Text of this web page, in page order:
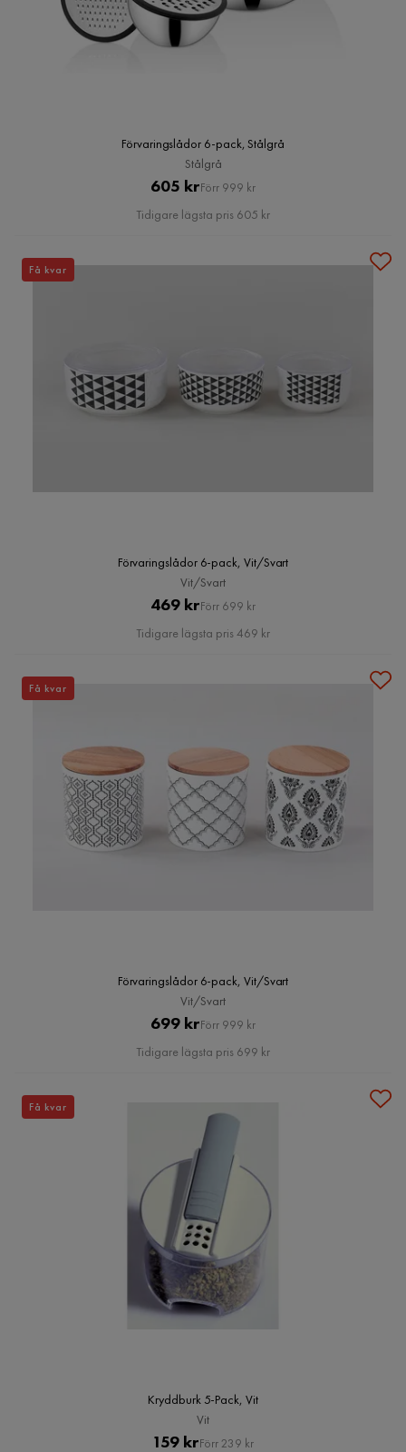
Förvaringslådor 6-pack, Stålgrå
Stålgrå
Pris
605 krOriginal
Pris
Förr 999 kr
Tidigare lägsta pris 605 kr
Förvaringslådor 6-pack, Vit/Svart
Vit/Svart
Pris
469 krOriginal
Pris
Förr 699 kr
Tidigare lägsta pris 469 kr
Få kvar
Förvaringslådor 6-pack, Vit/Svart
Vit/Svart
Pris
699 krOriginal
Pris
Förr 999 kr
Tidigare lägsta pris 699 kr
Få kvar
Kryddburk 5-Pack, Vit
Vit
Pris
159 krOriginal
Förr 239 kr
Få kvar